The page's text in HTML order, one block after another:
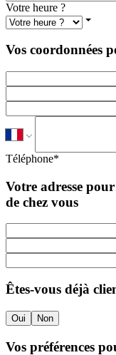
Votre heure ?
Vos coordonnées
Téléphone*
Votre adresse
de chez vous
Êtes-vous déjà
Oui Non
Vos préférences